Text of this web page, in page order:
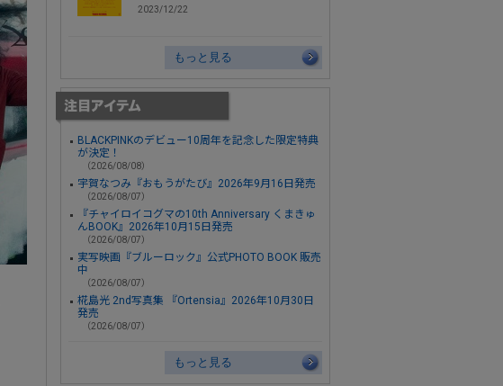
2023/12/22
もっと見る
BLACKPINKのデビュー10周年を記念した限定特典
が決定！
（2026/08/08）
宇賀なつみ『おもうがたび』2026年9月16日発売
（2026/08/07）
『チャイロイコグマの10th Anniversary くまきゅ
んBOOK』2026年10月15日発売
（2026/08/07）
実写映画『ブルーロック』公式PHOTO BOOK 販売
中
（2026/08/07）
椛島光 2nd写真集 『Ortensia』2026年10月30日
発売
（2026/08/07）
もっと見る